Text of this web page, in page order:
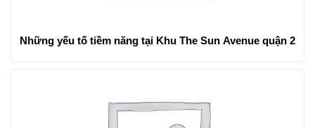
Những yếu tố tiềm năng tại Khu The Sun Avenue quận 2